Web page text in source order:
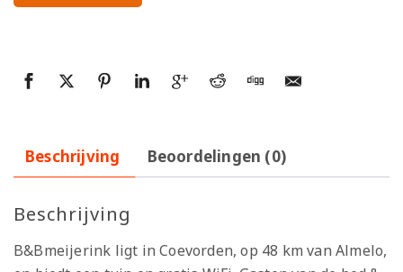
Beschrijving Beoordelingen (0)
Beschrijving
B&Bmeijerink ligt in Coevorden, op 48 km van Almelo,